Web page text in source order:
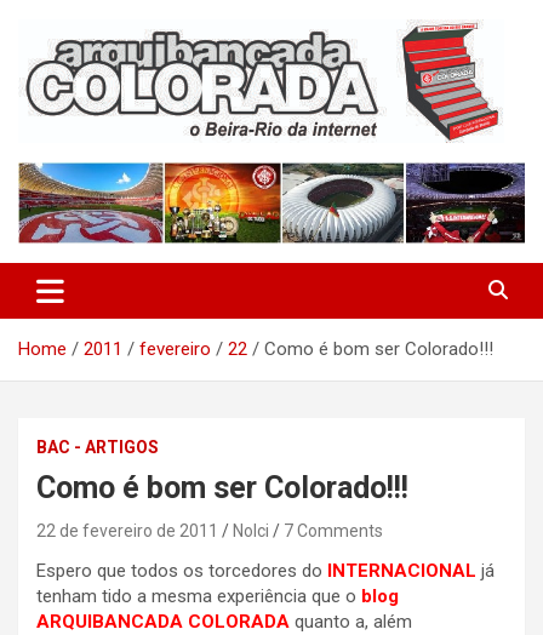
content
Arquibancada Colorada
Home 2011 fevereiro 22 Como é bom ser Colorado!!!
BAC - ARTIGOS
Como é bom ser Colorado!!!
22 de fevereiro de 2011 Nolci 7 Comments
Espero que todos os torcedores do INTERNACIONAL já
tenham tido a mesma experiência que o blog
ARQUIBANCADA COLORADA quanto a, além